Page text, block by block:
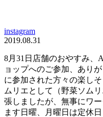
instagram
2019.08.31
8月31日店舗のおやすみ、
ョップへのご参加、あり
に参加された方々の楽し
ムリエとして（野菜ソム
張しましたが、無事にワ
ます日曜、月曜日は定休